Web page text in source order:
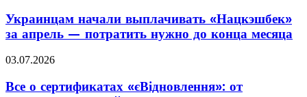
Украинцам начали выплачивать «Нацкэшбек»
за апрель — потратить нужно до конца месяца
03.07.2026
Все о сертификатах «єВідновлення»: от